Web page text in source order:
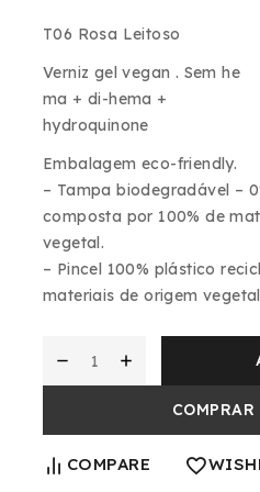
T06 Rosa Leitoso
Verniz gel vegan . Sem he
ma + di-hema +
hydroquinone
Embalagem eco-friendly.
– Tampa biodegradável –
composta por 100% de
vegetal.
– Pincel 100% plástico
materiais de origem
COMPARE